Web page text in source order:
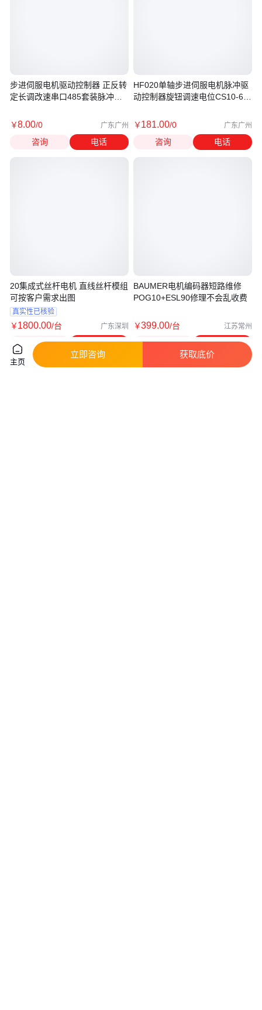
步进伺服电机驱动控制器 正反转
定长调改速串口485套装脉冲发
￥8.00/0 广东广州
咨询 电话
20集成式丝杆电机 直线丝杆模组
可按客户需求出图
真实性已核验
￥1800.00/台 广东深圳
咨询 电话
HF020单轴步进伺服电机脉冲驱
动控制器旋钮调速电位CS10-6编
￥181.00/0 广东广州
咨询 电话
BAUMER电机编码器短路维修
POG10+ESL90修理不会乱收费
￥399.00/台 江苏常州
咨询 电话
主页
立即咨询 获取底价